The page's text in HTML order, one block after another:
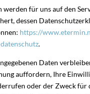
werden für uns auf den
dessen
https://
.
Daten
auffordern, Ihre
oder der Zweck für